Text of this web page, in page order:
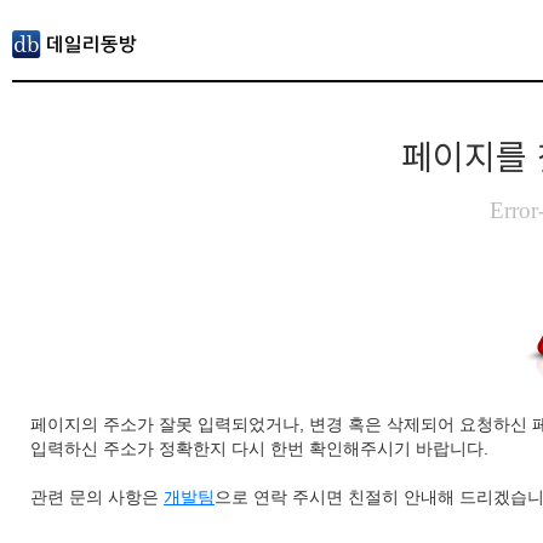
페이지를
페이지의 주소가 잘못 입력되었거나, 변경 혹은 삭제되어 요청하신
입력하신 주소가 정확한지 다시 한번 확인해주시기 바랍니다.
관련 문의 사항은 개발팀 으로 연락 주시면 친절히 안내해 드리겠습